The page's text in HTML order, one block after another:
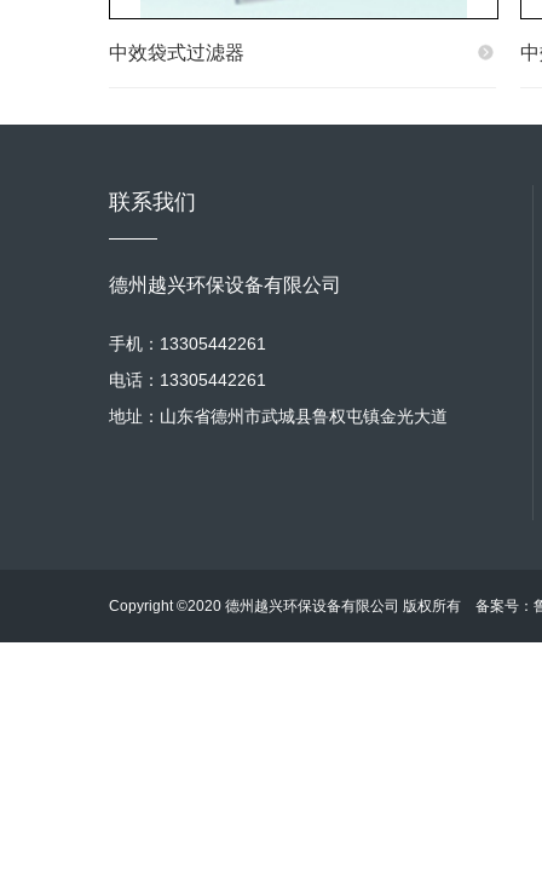
中效袋式过滤器
联系我们
德州越兴环保设备有限公司
手机：13305442261
电话：13305442261
地址：山东省德州市武城县鲁权屯镇金光大道
Copyright ©2020 德州越兴环保设备有限公司 版权所有 备案号：